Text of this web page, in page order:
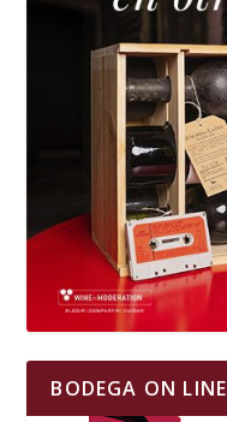
BODEGA ON LINE